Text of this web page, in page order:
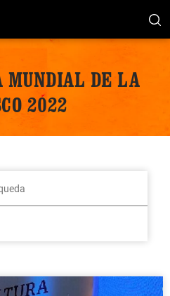
MUNDIAL DE LA
2022